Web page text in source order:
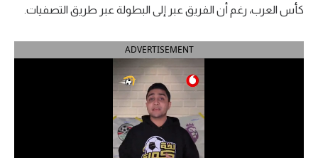
أمريكا 2026
الدوري المصري
الدوري الإنجليزي الممتاز
كأس العرب، رغم أن الفريق عبر إلى البطولة عبر طريق التصفيات.
ADVERTISEMENT